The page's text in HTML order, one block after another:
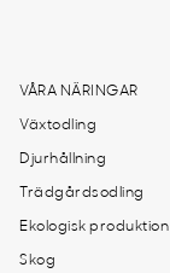
VÅRA NÄRINGAR
Växtodling
Djurhållning
Trädgårdsodling
Ekologisk produktion
Skog